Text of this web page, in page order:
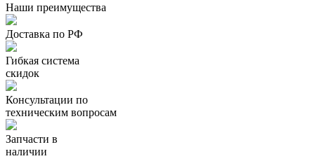
Наши преимущества
Доставка по РФ
Гибкая система
скидок
Консультации по
техническим вопросам
Запчасти в
наличии